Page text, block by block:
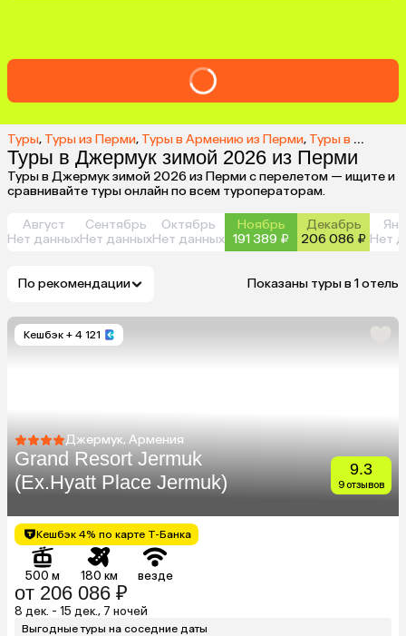
Туры, Туры из Перми, Туры в Армению из Перми, Туры в Джермук из Перми
Туры в Джермук зимой 2026 из Перми
Туры в Джермук зимой 2026 из Перми с перелетом — ищите и
сравнивайте туры онлайн по всем туроператорам.
Август
Нет данных
Сентябрь
Нет данных
Октябрь
Нет данных
Ноябрь
191 389 ₽
Декабрь
206 086 ₽ Нет
По рекомендации Показаны туры в 1 отель
Кешбэк + 4 121
Джермук, Армения
Grand Resort Jermuk
(Ex.Hyatt Place Jermuk)
9.3
9 отзывов
Кешбэк 4% по карте Т-Банка
500 м 180 км везде
от 206 086 ₽
8 дек. - 15 дек., 7 ночей
Выгодные туры на соседние даты